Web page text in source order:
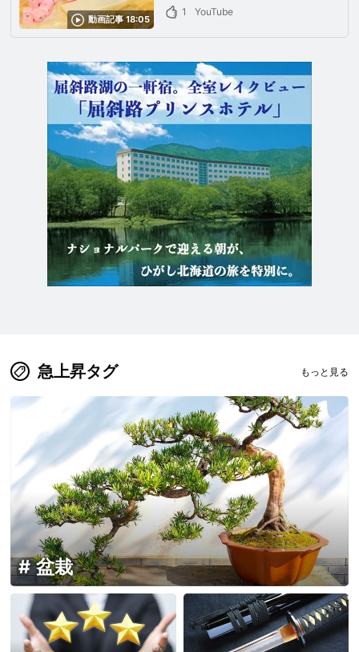
動画記事 18:05
1
YouTube
急上昇タグ もっと見る
盆栽